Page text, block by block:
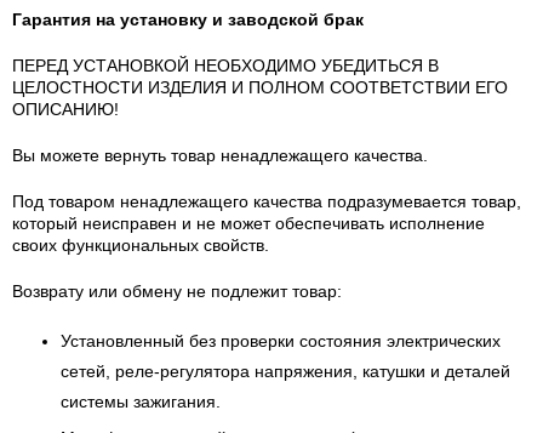
Гарантия на установку и заводской брак
ПЕРЕД УСТАНОВКОЙ НЕОБХОДИМО УБЕДИТЬСЯ В
ЦЕЛОСТНОСТИ ИЗДЕЛИЯ И ПОЛНОМ СООТВЕТСТВИИ ЕГО
ОПИСАНИЮ!
Вы можете вернуть товар ненадлежащего качества.
Под товаром ненадлежащего качества подразумевается товар,
который неисправен и не может обеспечивать исполнение
своих функциональных свойств.
Возврату или обмену не подлежит товар:
Установленный без проверки состояния электрических
сетей, реле-регулятора напряжения, катушки и деталей
системы зажигания.